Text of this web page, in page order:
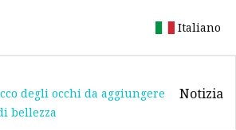
Italiano
degli occhi da aggiungere
bellezza
Notizia